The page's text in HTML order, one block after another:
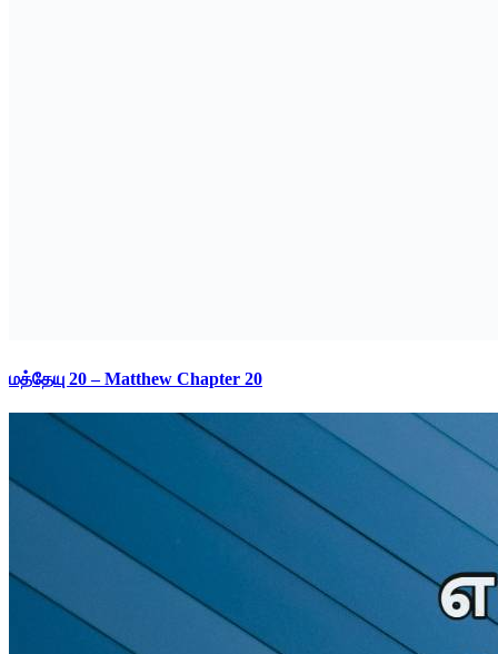
மத்தேயு 20 – Matthew Chapter 20